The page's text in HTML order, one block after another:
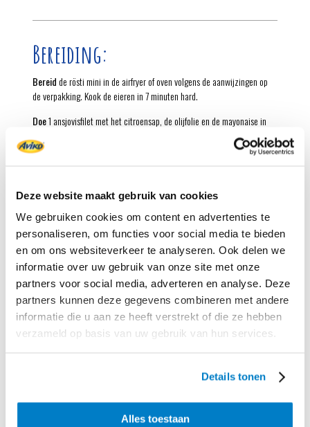
Deze website maakt gebruik van cookies
We gebruiken cookies om content en advertenties te
personaliseren, om functies voor social media te bieden
en om ons websiteverkeer te analyseren. Ook delen we
informatie over uw gebruik van onze site met onze
partners voor social media, adverteren en analyse. Deze
partners kunnen deze gegevens combineren met andere
informatie die u aan ze heeft verstrekt of die ze hebben
verzameld op basis van uw gebruik van hun services.
Details tonen
Alles toestaan
Bereiding:
Bereidde rösti mini in de airfryer of oven volgens de aanwijzingen op
de verpakking. Kook de eieren in 7 minuten hard.
Doe1 ansjovisfilet met het citroensap, de olijfolie en de mayonaise in
een maatbeker. Pureer met de staafmixer tot een lobbige dressing en
breng op smaak met peper.
partjes. Snijd de ui in halve ringen.
Legde sla op 4 borden. Verdeel de rest van de ansjovisfilets met de
uiringen, partjes ei, rösti mini en kappertjes over de sla.
Druppelde dressing over de salades en serveer.
De oorspronkelijke caesarsalade is de eenvoud zelve. In plaats van de
klassieke broodcroutons, heeft deze versie heerlijke rösti mini’s.
Uiteraard kun je ‘m verder verrijken met gegrilde kip, schijfjes romige
avocado en knapperig spek.
Benodigd product